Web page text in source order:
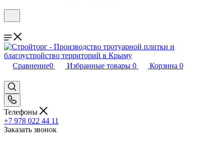
Сравнение0 Избранные товары 0 Корзина 0
Телефоны
+7 978 022 44 11
Заказать звонок